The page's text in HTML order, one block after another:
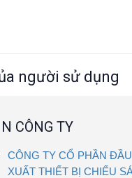
người sử dụng
CÔNG TY
CÔNG TY CỔ PHẦN
XUẤT THIẾT BỊ CHIẾU